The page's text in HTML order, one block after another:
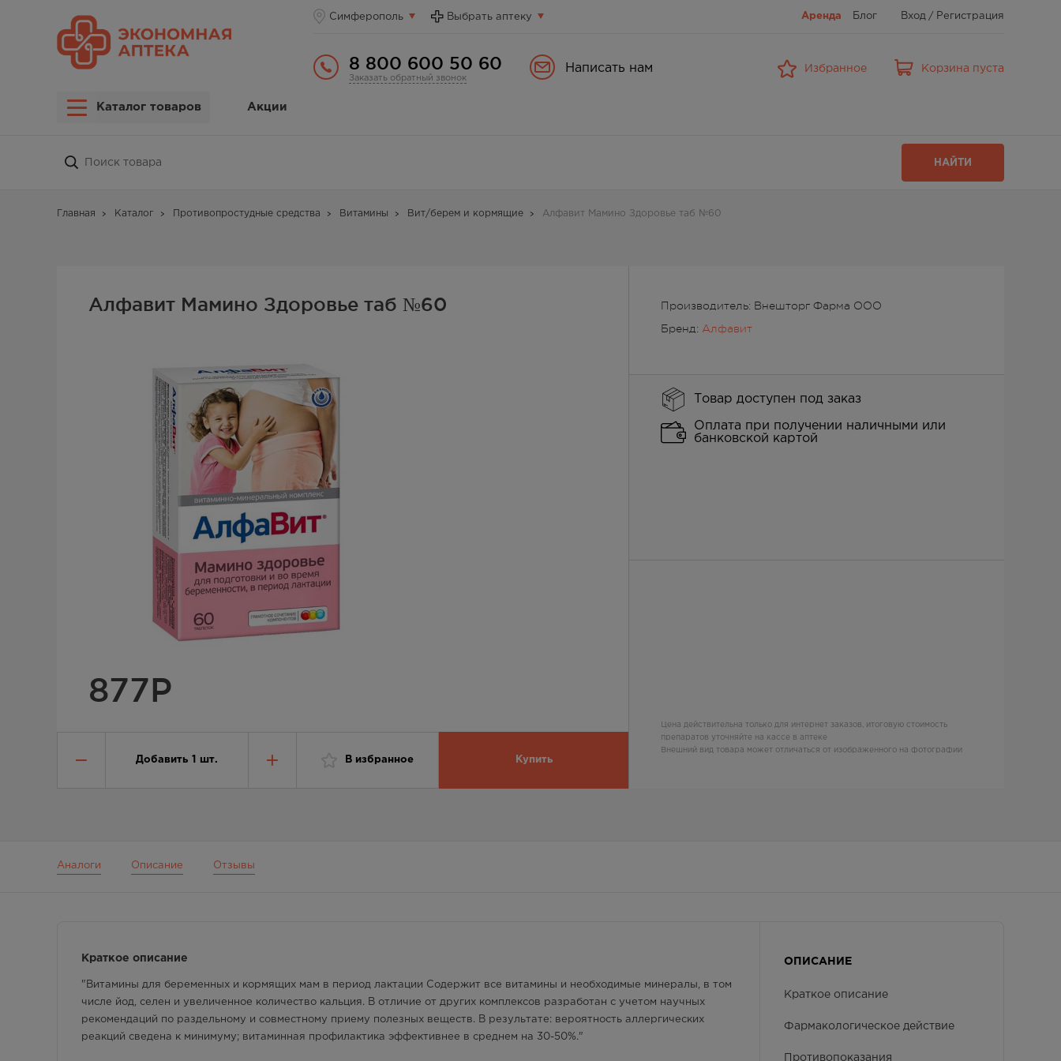
Симферополь Выбрать аптеку Аренда Блог Вход / Регистрация
8 800 600 50 60
Заказать обратный звонок
Написать нам Избранное Корзина пуста
Каталог товаров Акции
НАЙТИ
Главная Каталог Противопростудные средства Витамины Вит/берем и кормящие Алфавит Мамино Здоровье таб №60
Алфавит Мамино Здоровье таб №60
877Р
Добавить 1 шт. В избранное Купить
Производитель: Внешторг Фарма ООО
Бренд: Алфавит
Товар доступен под заказ
Оплата при получении наличными или
банковской картой
Цена действительна только для интернет заказов, итоговую стоимость
препаратов уточняйте на кассе в аптеке
Внешний вид товара может отличаться от изображенного на фотографии
Аналоги Описание Отзывы
ОПИСАНИЕ
Краткое описание
Фармакологическое действие
Противопоказания
Краткое описание
"Витамины для беременных и кормящих мам в период лактации Содержит все витамины и необходимые минералы, в том
числе йод, селен и увеличенное количество кальция. В отличие от других комплексов разработан с учетом научных
рекомендаций по раздельному и совместному приему полезных веществ. В результате: вероятность аллергических
реакций сведена к минимуму; витаминная профилактика эффективнее в среднем на 30-50%."